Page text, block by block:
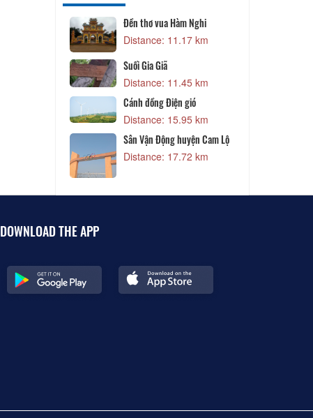
Đền thơ vua Hàm Nghi
Distance: 11.17 km
Distance: 11.45 km
Cánh đồng Điện gió
Distance: 15.95 km
Sân Vận Động huyện Cam Lộ
Distance: 17.72 km
Di Tích Nhà Tằm Tân Tường
Distance: 18.09 km
Distance: 18.62 km
DOWNLOAD THE APP